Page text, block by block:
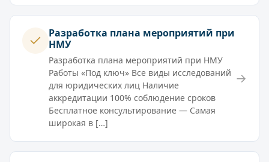
Разработка плана мероприятий при
НМУ
Разработка плана мероприятий при НМУ
Работы «Под ключ» Все виды исследований
для юридических лиц Наличие
аккредитации 100% соблюдение сроков
Бесплатное консультирование — Самая
широкая в […]
→